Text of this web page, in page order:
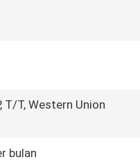
T/T, Western Union
bulan